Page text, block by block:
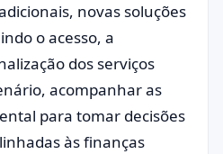
novas soluções
o acesso, a
dos serviços
acompanhar as
para tomar decisões
às finanças